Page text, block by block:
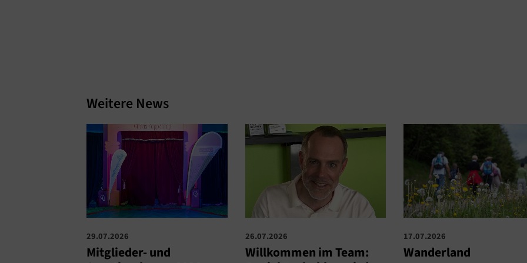
Weitere News
29.07.2026
Mitglieder- und
26.07.2026
Willkommen im Team:
17.07.2026
Wanderland